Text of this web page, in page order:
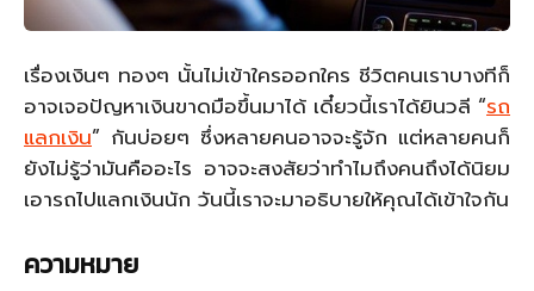
เรื่องเงินๆ ทองๆ นั้นไม่เข้าใครออกใคร ชีวิตคนเราบางทีก็
อาจเจอปัญหาเงินขาดมือขึ้นมาได้ เดี๋ยวนี้เราได้ยินวลี “รถ
แลกเงิน” กันบ่อยๆ ซึ่งหลายคนอาจจะรู้จัก แต่หลายคนก็
ยังไม่รู้ว่ามันคืออะไร อาจจะสงสัยว่าทำไมถึงคนถึงได้นิยม
เอารถไปแลกเงินนัก วันนี้เราจะมาอธิบายให้คุณได้เข้าใจกัน
ความหมาย